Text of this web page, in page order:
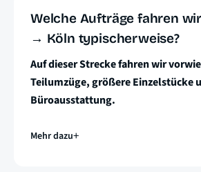
Welche Aufträge fahren
→ Köln typischerweise?
Auf dieser Strecke fahren wir
Teilumzüge, größere Einzelstücke
Büroausstattung.
Mehr dazu